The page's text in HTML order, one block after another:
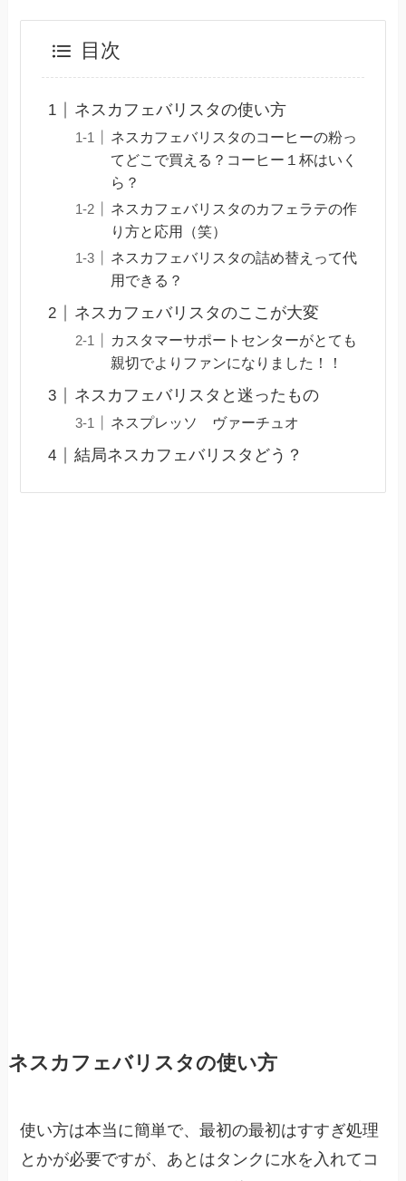
目次
ネスカフェバリスタの使い方
ネスカフェバリスタのコーヒーの粉っ
てどこで買える？コーヒー１杯はいく
ら？
ネスカフェバリスタのカフェラテの作
り方と応用（笑）
ネスカフェバリスタの詰め替えって代
用できる？
ネスカフェバリスタのここが大変
カスタマーサポートセンターがとても
親切でよりファンになりました！！
ネスカフェバリスタと迷ったもの
ネスプレッソ ヴァーチュオ
結局ネスカフェバリスタどう？
ネスカフェバリスタの使い方
使い方は本当に簡単で、最初の最初はすすぎ処理
とかが必要ですが、あとはタンクに水を入れてコ